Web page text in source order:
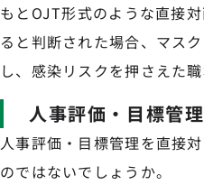
もとOJT形式のような直接
ると判断された場合、マス
し、感染リスクを押さえた職
人事評価・目標管
人事評価・目標管理を直接
のではないでしょうか。